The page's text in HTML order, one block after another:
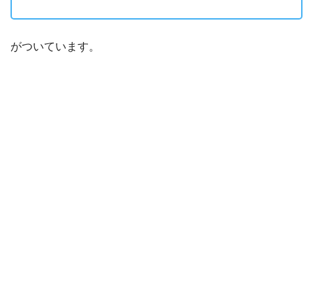
がついています。